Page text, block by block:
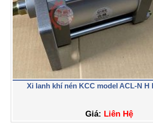
Xi lanh khí nén KCC model ACL-N H
Giá: Liên Hệ